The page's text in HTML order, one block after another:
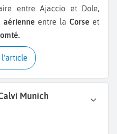
entre Ajaccio et Dole,
aérienne entre la Corse et
l'article
Munich